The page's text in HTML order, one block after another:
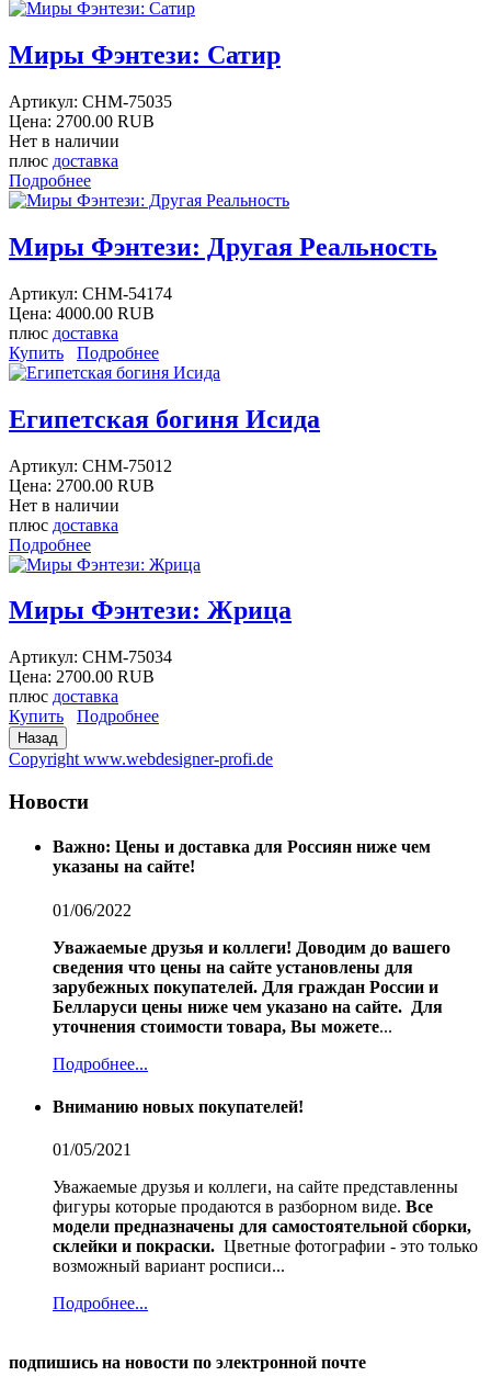
Миры Фэнтези: Сатир
Артикул: CHM-75035
Цена: 2700.00 RUB
Нет в наличии
плюс доставка
Подробнее
Миры Фэнтези: Другая Реальность
Артикул: CHM-54174
Цена: 4000.00 RUB
плюс доставка
Купить
Подробнее
Египетская богиня Исида
Артикул: CHM-75012
Цена: 2700.00 RUB
Нет в наличии
плюс доставка
Подробнее
Миры Фэнтези: Жрица
Артикул: CHM-75034
Цена: 2700.00 RUB
плюс доставка
Купить
Подробнее
Copyright www.webdesigner-profi.de
Новости
Важно: Цены и доставка для Россиян ниже чем
указаны на сайте!
01/06/2022
Уважаемые друзья и коллеги! Доводим до вашего
сведения что цены на сайте установлены для
зарубежных покупателей. Для граждан России и
Белларуси цены ниже чем указано на сайте. Для
уточнения стоимости товара, Вы можете...
Подробнее...
Вниманию новых покупателей!
01/05/2021
Уважаемые друзья и коллеги, на сайте представленны
фигуры которые продаются в разборном виде. Все
модели предназначены для самостоятельной сборки,
склейки и покраски. Цветные фотографии - это только
возможный вариант росписи...
Подробнее...
подпишись на новости по электронной почте